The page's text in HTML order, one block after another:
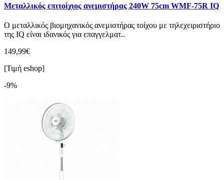
Μεταλλικός επιτοίχιος ανεμιστήρας 240W 75cm WMF-75R IQ
Ο μεταλλικός βιομηχανικός ανεμιστήρας τοίχου με τηλεχειριστήριο
της IQ είναι ιδανικός για επαγγελματ..
149,99€
[Τιμή eshop]
-9%